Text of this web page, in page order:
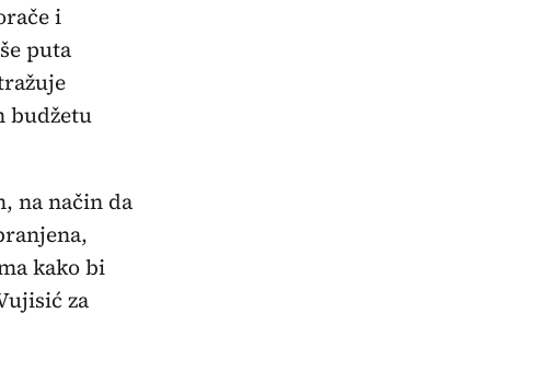
i
puta
budžetu
na način da
kako bi
za